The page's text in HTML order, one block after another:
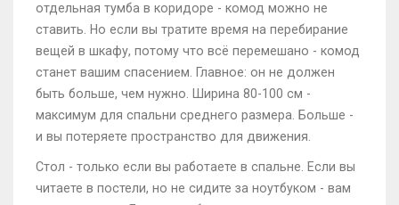
отдельная тумба в коридоре - комод можно не
ставить. Но если вы тратите время на перебирание
вещей в шкафу, потому что всё перемешано - комод
станет вашим спасением. Главное: он не должен
быть больше, чем нужно. Ширина 80-100 см -
максимум для спальни среднего размера. Больше -
и вы потеряете пространство для движения.
Стол - только если вы работаете в спальне. Если вы
читаете в постели, но не сидите за ноутбуком - вам